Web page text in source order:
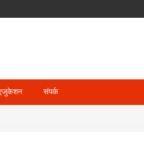
संपर्क